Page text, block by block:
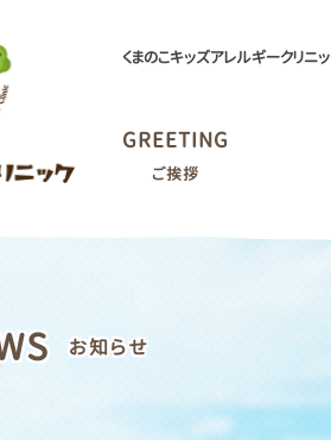
くまのこキッズアレルギークリ
GREETING
ご挨拶
お知らせ